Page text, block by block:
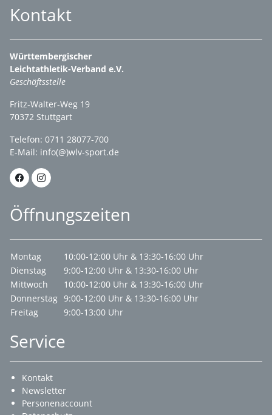
Kontakt
Württembergischer
Leichtathletik-Verband e.V.
Geschäftsstelle
Fritz-Walter-Weg 19
70372 Stuttgart
Telefon: 0711 28077-700
E-Mail: info(@)wlv-sport.de
Öffnungszeiten
Montag
10:00-12:00 Uhr & 13:30-16:00 Uhr
Dienstag
9:00-12:00 Uhr & 13:30-16:00 Uhr
Mittwoch
10:00-12:00 Uhr & 13:30-16:00 Uhr
Donnerstag 9:00-12:00 Uhr & 13:30-16:00 Uhr
Freitag
9:00-13:00 Uhr
Service
Kontakt
Newsletter
Personenaccount